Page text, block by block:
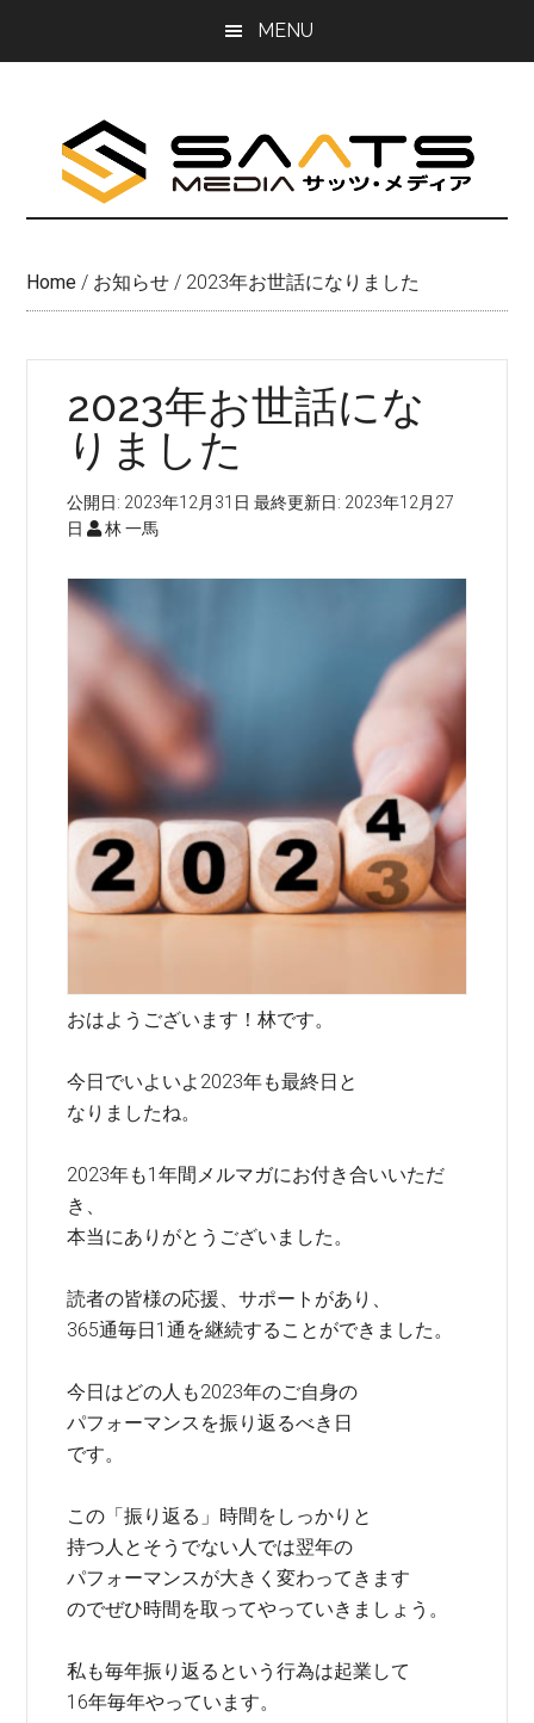
MENU
Home / お知らせ / 2023年お世話になりました
2023年お世話にな
りました
公開日: 2023年12月31日 最終更新日: 2023年12月27
日
林 一馬
おはようございます！林です。
今日でいよいよ2023年も最終日と
なりましたね。
2023年も1年間メルマガにお付き合いいただ
き、
本当にありがとうございました。
読者の皆様の応援、サポートがあり、
365通毎日1通を継続することができました。
今日はどの人も2023年のご自身の
パフォーマンスを振り返るべき日
です。
この「振り返る」時間をしっかりと
持つ人とそうでない人では翌年の
パフォーマンスが大きく変わってきます
のでぜひ時間を取ってやっていきましょう。
私も毎年振り返るという行為は起業して
16年毎年やっています。